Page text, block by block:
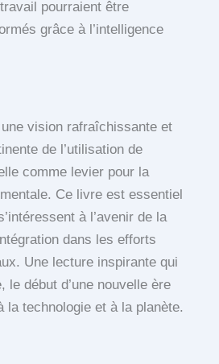
pourraient être
grâce à l’intelligence
vision rafraîchissante et
de l’utilisation de
comme levier pour la
Ce livre est essentiel
à l’avenir de la
dans les efforts
Une lecture inspirante qui
le début d’une nouvelle ère
la technologie et à la planète.